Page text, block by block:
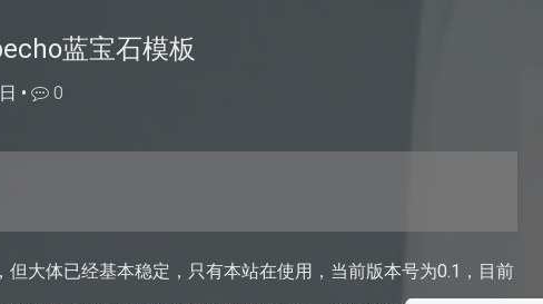
蓝宝石模板
• 0
但大体已经基本稳定，只有本站在使用，当前版本号为0.1，目前